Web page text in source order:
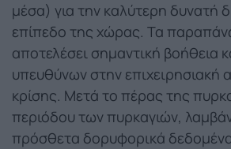
μέσα) για την καλύτερη δυνατή
επίπεδο της χώρας. Τα
αποτελέσει σημαντική βοήθεια
υπευθύνων στην επιχειρησιακή
κρίσης. Μετά το πέρας της
περιόδου των πυρκαγιών,
πρόσθετα δορυφορικά